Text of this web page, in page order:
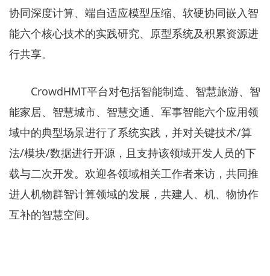
协同深度计算、端自适应模型压缩、软硬协同嵌入智
能六个核心技术的实践研究、原型系统及积累资源进
行共享。
CrowdHMT平台对包括智能制造、智慧旅游、智
能家居、智慧城市、智慧交通、军事智能六个应用领
域中的典型场景进行了系统实践，并对关键技术/算
法/模块/数据进行开源，且支持该领域开发人员的下
载与二次开发。欢迎各领域相关工作者来访，共同推
进人机物群智计算领域的发展，共建人、机、物协作
互补的智慧空间。